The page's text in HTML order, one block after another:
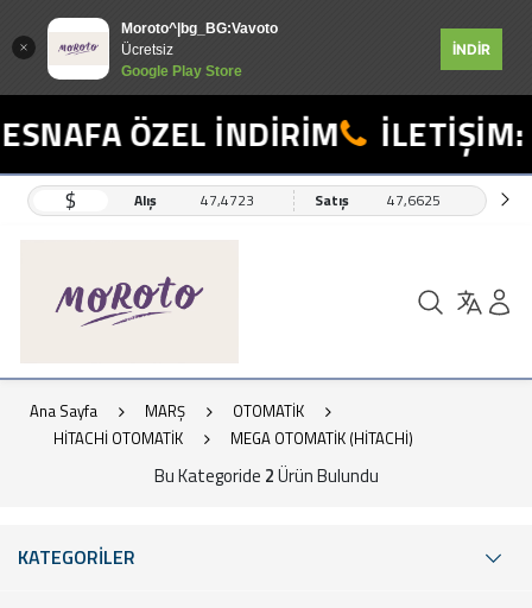
Moroto^|bg_BG:Vavoto
Ücretsiz
Google Play Store
İNDİR
ÖZEL İNDİRİM
$ Alış 47,4723 Satış 47,6625
Ana Sayfa MARŞ
OTOMATİK
HİTACHİ OTOMATİK
MEGA OTOMATİK (HİTACHİ)
Bu Kategoride 2Ürün Bulundu
KATEGORİLER